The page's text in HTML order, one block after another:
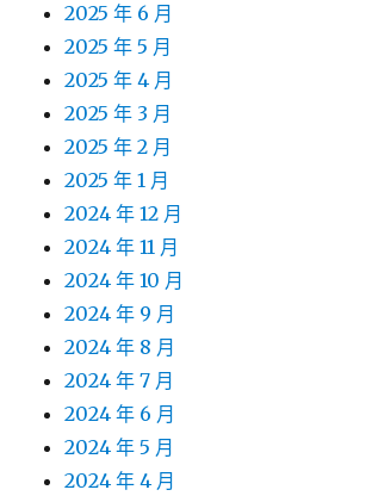
2025 年 6 月
2025 年 5 月
2025 年 4 月
2025 年 3 月
2025 年 2 月
2025 年 1 月
2024 年 12 月
2024 年 11 月
2024 年 10 月
2024 年 9 月
2024 年 8 月
2024 年 7 月
2024 年 6 月
2024 年 5 月
2024 年 4 月